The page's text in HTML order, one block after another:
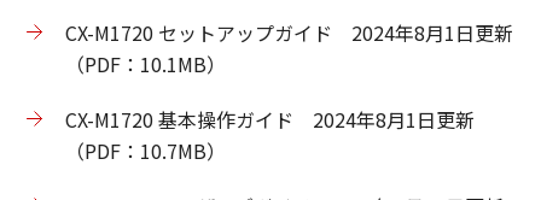
CX-M1720 セットアップガイド 2024年8月1日更新
（PDF：10.1MB）
CX-M1720 基本操作ガイド 2024年8月1日更新
（PDF：10.7MB）